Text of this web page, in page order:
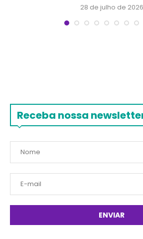
28 de julho de 2026
Receba nossa